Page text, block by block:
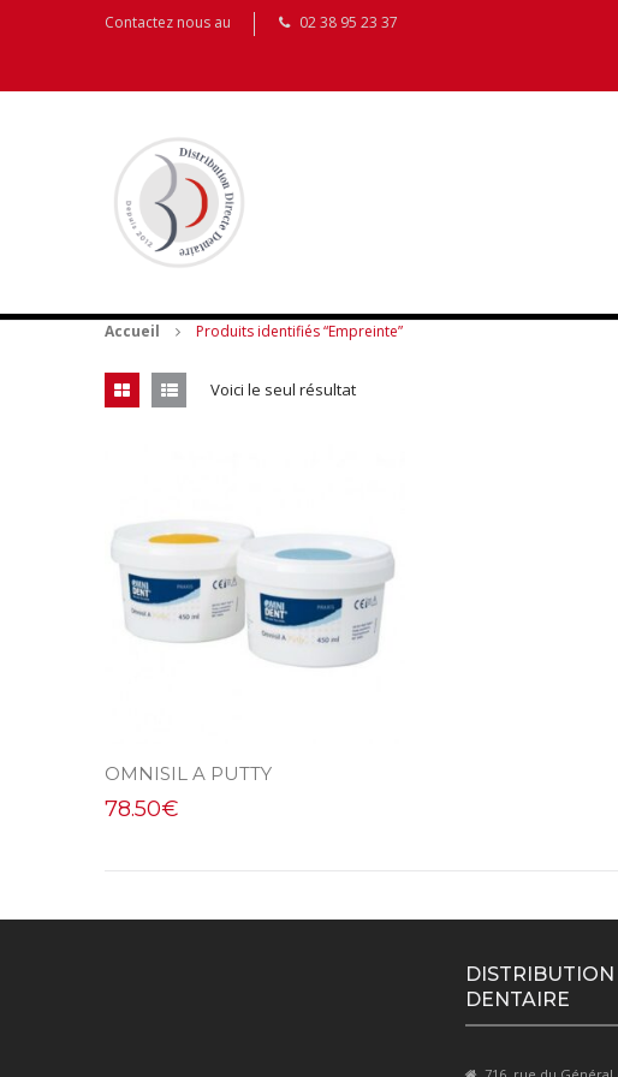
Contactez nous au 02 38 95 23 37
Accueil Produits identifiés “Empreinte”
Voici le seul résultat
OMNISIL A PUTTY
78.50€
DENTAIRE